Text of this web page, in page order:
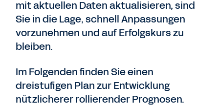
mit aktuellen Daten aktualisieren, sind
Sie in die Lage, schnell Anpassungen
vorzunehmen und auf Erfolgskurs zu
bleiben.
Im Folgenden finden Sie einen
dreistufigen Plan zur Entwicklung
nützlicherer rollierender Prognosen.